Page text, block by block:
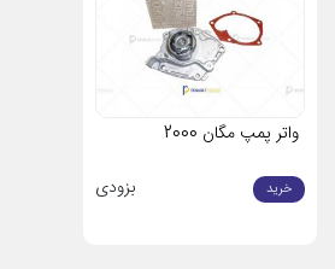
واتر پمپ مگان 2000
خرید بزودی